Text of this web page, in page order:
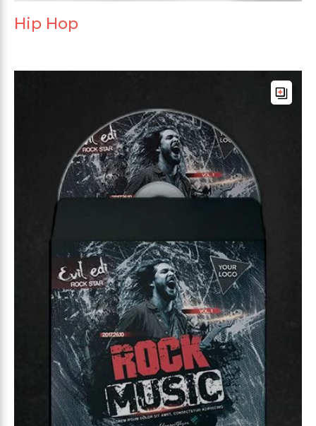
Hip Hop